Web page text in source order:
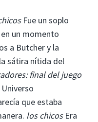
Fue un soplo
un momento
a Butcher y la
sátira nítida del
final del juego
que estaba
los chicosEra